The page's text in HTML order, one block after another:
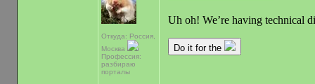
Откуда: Россия,
Москва
Профессия:
разбираю
порталы